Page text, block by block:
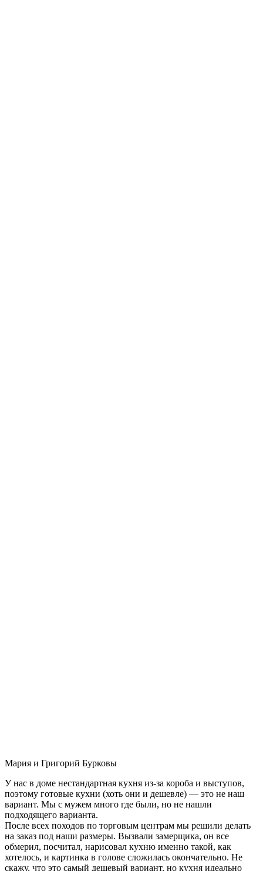
Мария и Григорий Бурковы
У нас в доме нестандартная кухня из-за короба и выступов,
поэтому готовые кухни (хоть они и дешевле) — это не наш
вариант. Мы с мужем много где были, но не нашли
подходящего варианта.
После всех походов по торговым центрам мы решили делать
на заказ под наши размеры. Вызвали замерщика, он все
обмерил, посчитал, нарисовал кухню именно такой, как
хотелось, и картинка в голове сложилась окончательно. Не
скажу, что это самый дешевый вариант, но кухня идеально